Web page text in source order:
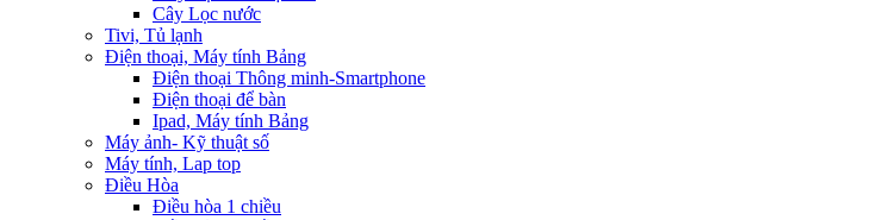
Cây Lọc nước
Tivi, Tủ lạnh
Điện thoại, Máy tính Bảng
Điện thoại Thông minh-Smartphone
Điện thoại để bàn
Ipad, Máy tính Bảng
Máy ảnh- Kỹ thuật số
Máy tính, Lap top
Điều Hòa
Điều hòa 1 chiều